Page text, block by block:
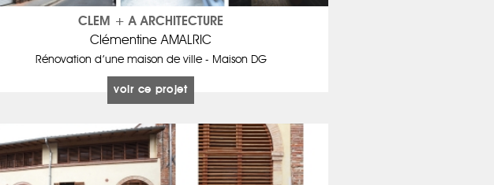
CLEM + A ARCHITECTURE
Clémentine AMALRIC
Rénovation d’une maison de ville - Maison DG
voir ce projet